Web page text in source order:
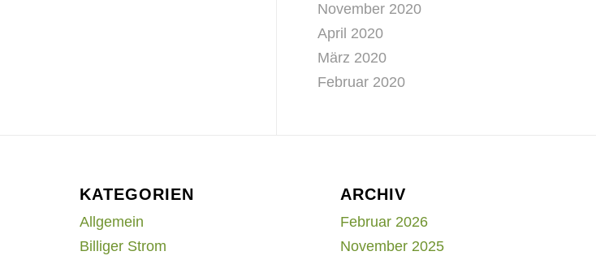
November 2020
April 2020
März 2020
Februar 2020
KATEGORIEN
Allgemein
Billiger Strom
ARCHIV
Februar 2026
November 2025